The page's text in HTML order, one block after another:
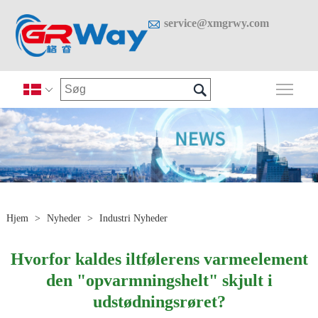
 service@xmgrwy.com
 
Hjem > Nyheder > Industri Nyheder
Hvorfor kaldes iltfølerens varmeelement
den "opvarmningshelt" skjult i
udstødningsrøret?